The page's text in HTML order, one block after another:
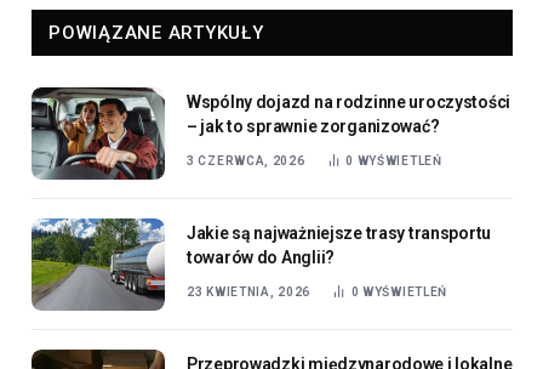
POWIĄZANE ARTYKUŁY
Wspólny dojazd na rodzinne uroczystości
– jak to sprawnie zorganizować?
3 CZERWCA, 2026 0 WYŚWIETLEŃ
Jakie są najważniejsze trasy transportu
towarów do Anglii?
23 KWIETNIA, 2026 0WYŚWIETLEŃ
Przeprowadzki międzynarodowe i lokalne